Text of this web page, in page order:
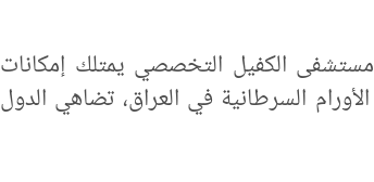
الكفيل التخصصي يمتلك إمكانات
السرطانية في العراق، تضاهي الدول